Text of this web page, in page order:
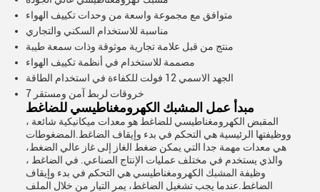
متوافق مع مجموعة واسعة من وحدات تكييف الهواء
مناسبة للاستخدام السكني والتجاري
منتج من قبل علامة تجارية موثوقة وذات سمعة طيبة
مصممة للاستخدام في أنظمة تكييف الهواء
الجهد الاسمي 12 فولت للكفاءة في استخدام الطاقة
7 خروقات لربط آمن ومستقر
مبدأ عمل المشبك الكهرومغناطيسي للضاغط
المقبض الكهرومغناطيسي للضاغط هو معدات ميكانيكية شائعة ،
ووظيفتها الرئيسية هي التحكم في بدء وإيقاف الضاغط.المضغوطات
هي معدات مهمة جدا التي يمكن ضغط الغاز إلى غاز عالي الضغط،
والذي يستخدم في مختلف عمليات الإنتاج الصناعي. في الضاغط ،
وظيفة المشبك الكهرومغناطيسي هي التحكم في بدء وإيقاف
الضاغط.عندما يجب تشغيل الضاغط، يمر التيار من خلال الملف